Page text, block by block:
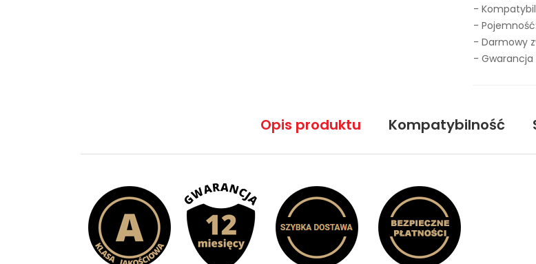
-
-
- Darmowy
- Gwarancja
Opis produktu Kompatybilność